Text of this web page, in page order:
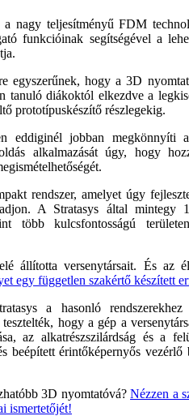
nagy teljesítményű FDM
funkcióinak segítségével a
egyszerűnek, hogy a 3D
tanuló diákoktól elkezdve a
prototípuskészítő részlegekig.
eddiginél jobban megkönnyíti
alkalmazását úgy, hogy
rendszer, amelyet úgy
adjon. A Stratasys által mintegy
több kulcsfontosságú
állította versenytársait. És az
egy független szakértő készített
a hasonló rendszerekhez
hogy a gép a
az alkatrészszilárdság és a
beépített érintőképernyős vezérlő
3D nyomtatóvá? Nézzen a
ismertetőjét!